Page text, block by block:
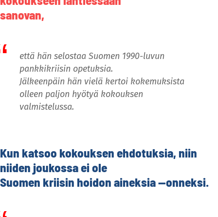
sanovan,
että hän selostaa Suomen 1990-luvun
pankkikriisin opetuksia.
Jälkeenpäin hän vielä kertoi kokemuksista
olleen paljon hyötyä kokouksen
valmistelussa.
Kun katsoo kokouksen ehdotuksia, niin
niiden joukossa ei ole
Suomen kriisin hoidon aineksia —onneksi.